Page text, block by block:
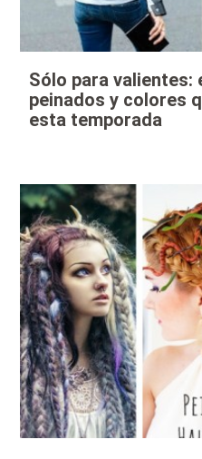
Sólo para valientes:
peinados y colores
esta temporada